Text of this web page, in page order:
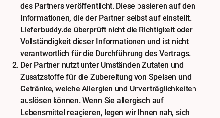
des Partners veröffentlicht. Diese basieren auf den
Informationen, die der Partner selbst auf einstellt.
Lieferbuddy.de überprüft nicht die Richtigkeit oder
Vollständigkeit dieser Informationen und ist nicht
verantwortlich für die Durchführung des Vertrags.
Der Partner nutzt unter Umständen Zutaten und
Zusatzstoffe für die Zubereitung von Speisen und
Getränke, welche Allergien und Unverträglichkeiten
auslösen können. Wenn Sie allergisch auf
Lebensmittel reagieren, legen wir Ihnen nah, sich